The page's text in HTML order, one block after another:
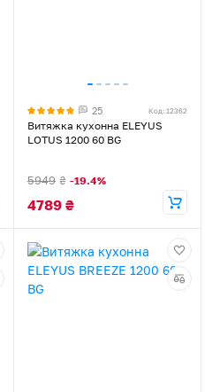
25 Код: 12362
Витяжка кухонна ELEYUS
LOTUS 1200 60 BG
5949 ₴ -19.4%
4789 ₴